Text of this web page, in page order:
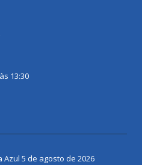
13:30
Azul 5 de agosto de 2026